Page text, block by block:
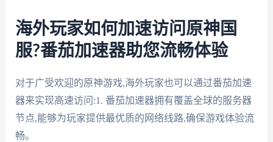
海外玩家如何加速访问原神国
服?番茄加速器助您流畅体验
对于广受欢迎的原神游戏,海外玩家也可以通过番茄加速
器来实现高速访问:1. 番茄加速器拥有覆盖全球的服务器
节点,能够为玩家提供最优质的网络线路,确保游戏体验流
畅。